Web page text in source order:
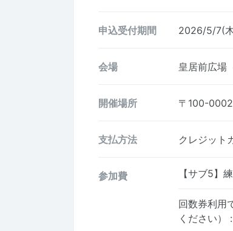
申込受付期間 2026/5/7(
会場 皇居前広場
開催場所 〒100-0002
支払方法 クレジット
参加費 【サブ5】
回数券利用
ください） :